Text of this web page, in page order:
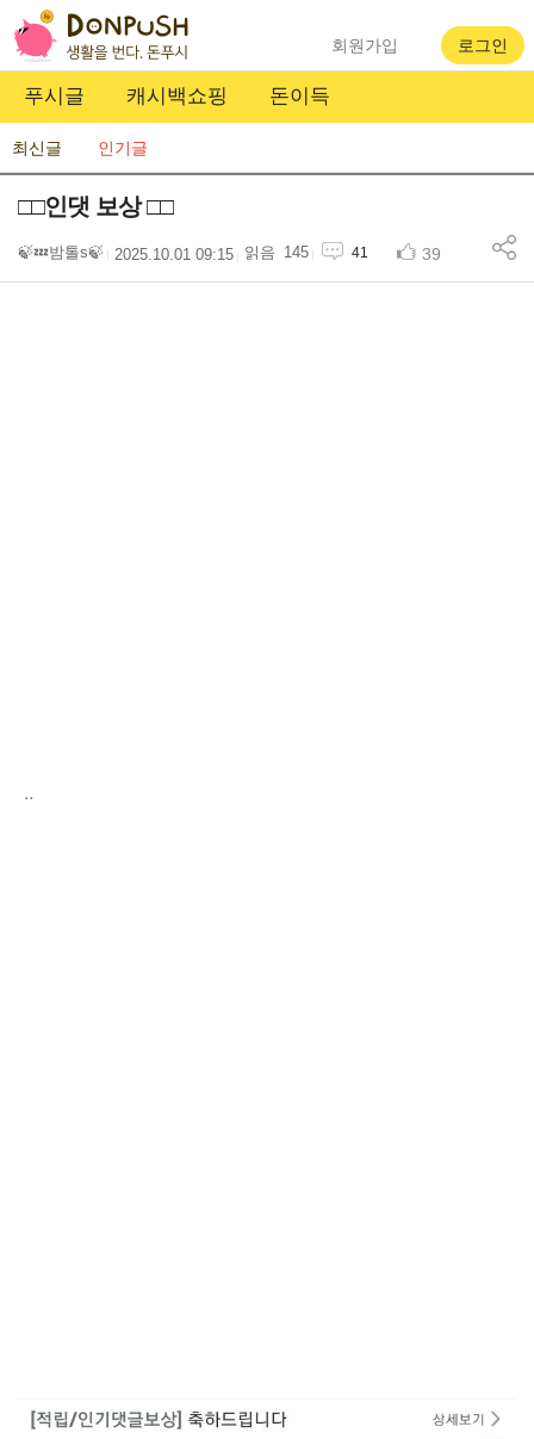
푸시글 캐시백쇼핑 돈이득
회원가입 로그인
최신글 인기글
□□인댓 보상 □□
🍃💤밤톨s🍃 2025.10.01 09:15 145 41 39
ᆢ